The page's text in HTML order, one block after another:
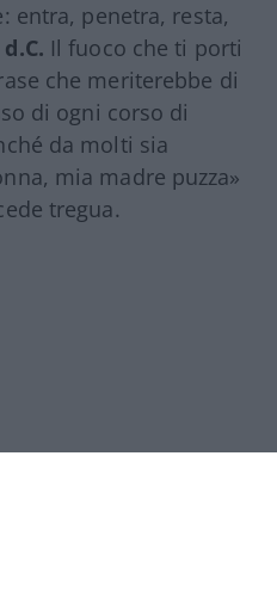
entra, penetra, resta,
Il fuoco che ti porti
che meriterebbe di
di ogni corso di
da molti sia
mia madre puzza»
tregua.